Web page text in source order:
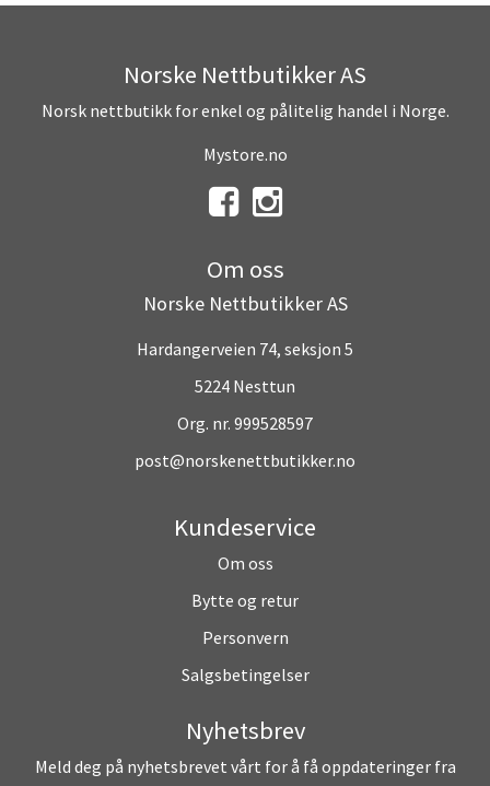
Norske Nettbutikker AS
Norsk nettbutikk for enkel og pålitelig handel i Norge.
Mystore.no
Om oss
Norske Nettbutikker AS
Hardangerveien 74, seksjon 5
5224 Nesttun
Org. nr. 999528597
post@norskenettbutikker.no
Kundeservice
Om oss
Bytte og retur
Personvern
Salgsbetingelser
Nyhetsbrev
Meld deg på nyhetsbrevet vårt for å få oppdateringer fra